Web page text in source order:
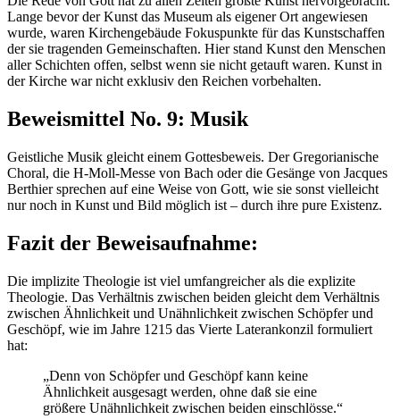
Lange bevor der Kunst das Museum als eigener Ort angewiesen
wurde, waren Kirchengebäude Fokuspunkte für das Kunstschaffen
der sie tragenden Gemeinschaften. Hier stand Kunst den Menschen
aller Schichten offen, selbst wenn sie nicht getauft waren. Kunst in
der Kirche war nicht exklusiv den Reichen vorbehalten.
Beweismittel No. 9: Musik
Geistliche Musik gleicht einem Gottesbeweis. Der Gregorianische
Choral, die H-Moll-Messe von Bach oder die Gesänge von Jacques
Berthier sprechen auf eine Weise von Gott, wie sie sonst vielleicht
nur noch in Kunst und Bild möglich ist – durch ihre pure Existenz.
Fazit der Beweisaufnahme:
Die implizite Theologie ist viel umfangreicher als die explizite
Theologie. Das Verhältnis zwischen beiden gleicht dem Verhältnis
zwischen Ähnlichkeit und Unähnlichkeit zwischen Schöpfer und
Geschöpf, wie im Jahre 1215 das Vierte Laterankonzil formuliert
hat:
„Denn von Schöpfer und Geschöpf kann keine
Ähnlichkeit ausgesagt werden, ohne daß sie eine
größere Unähnlichkeit zwischen beiden einschlösse.“